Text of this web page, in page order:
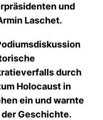
und
Laschet.
durch
Holocaust in
ein und warnte
Geschichte.